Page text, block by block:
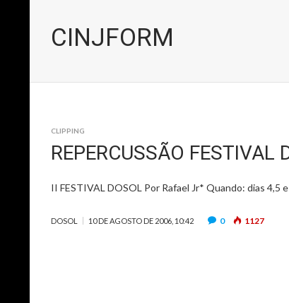
CINJFORM
CLIPPING
REPERCUSSÃO
II FESTIVAL DOSOL Por Rafael Jr* Quando: dias
DOSOL 10 DE AGOSTO DE 2006, 10:42 0 1127